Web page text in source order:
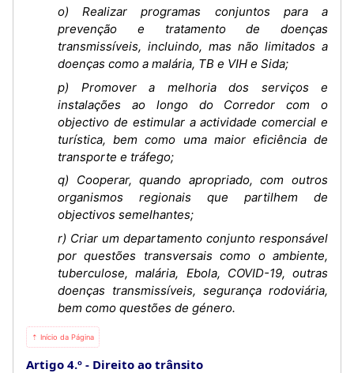
o) Realizar programas conjuntos para a
prevenção e tratamento de doenças
transmissíveis, incluindo, mas não limitados a
doenças como a malária, TB e VIH e Sida;
p) Promover a melhoria dos serviços e
instalações ao longo do Corredor com o
objectivo de estimular a actividade comercial e
turística, bem como uma maior eficiência de
transporte e tráfego;
q) Cooperar, quando apropriado, com outros
organismos regionais que partilhem de
objectivos semelhantes;
r) Criar um departamento conjunto responsável
por questões transversais como o ambiente,
tuberculose, malária, Ebola, COVID-19, outras
doenças transmissíveis, segurança rodoviária,
bem como questões de género.
⇡ Início da Página
Artigo 4.º Direito ao trânsito